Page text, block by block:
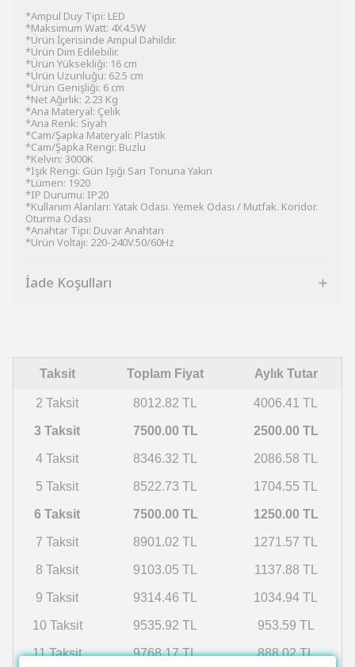
*Ampul Duy Tipi: LED
*Maksimum Watt: 4X4.5W
*Ürün İçerisinde Ampul Dahildir.
*Ürün Dim Edilebilir.
*Ürün Yüksekliği: 16 cm
*Ürün Uzunluğu: 62.5 cm
*Ürün Genişliği: 6 cm
*Net Ağırlık: 2.23 Kg
*Ana Materyal: Çelik
*Ana Renk: Siyah
*Cam/Şapka Materyali: Plastik
*Cam/Şapka Rengi: Buzlu
*Kelvın: 3000K
*Işık Rengi: Gün Işığı Sarı Tonuna Yakın
*Lümen: 1920
*IP Durumu: IP20
*Kullanım Alanları: Yatak Odası. Yemek Odası / Mutfak. Koridor.
Oturma Odası
*Anahtar Tipi: Duvar Anahtarı
*Ürün Voltajı: 220-240V.50/60Hz
İade Koşulları
Taksit Toplam Fiyat Aylık Tutar
2 Taksit 8012.82 TL 4006.41 TL
3 Taksit 7500.00 TL 2500.00 TL
4 Taksit 8346.32 TL 2086.58 TL
5 Taksit 8522.73 TL 1704.55 TL
6 Taksit 7500.00 TL 1250.00 TL
7 Taksit 8901.02 TL 1271.57 TL
8 Taksit 9103.05 TL 1137.88 TL
9 Taksit 9314.46 TL 1034.94 TL
10 Taksit 9535.92 TL 953.59 TL
11 Taksit 9768.17 TL 888.02 TL